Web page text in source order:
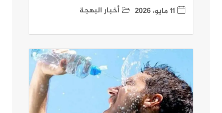
11 مايو، 2026 أخبار البهجة